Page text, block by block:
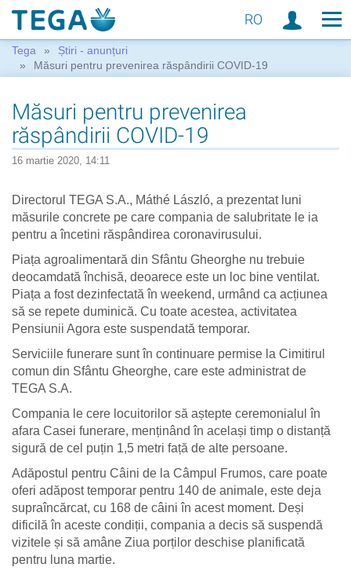
RO
Tega
Știri - anunțuri
Măsuri pentru prevenirea răspândirii COVID-19
Măsuri pentru prevenirea
răspândirii COVID-19
16 martie 2020, 14:11
Directorul TEGA S.A., Máthé László, a prezentat luni
măsurile concrete pe care compania de salubritate le ia
pentru a încetini răspândirea coronavirusului.
Piața agroalimentară din Sfântu Gheorghe nu trebuie
deocamdată închisă, deoarece este un loc bine ventilat.
Piața a fost dezinfectată în weekend, urmând ca acțiunea
să se repete duminică. Cu toate acestea, activitatea
Pensiunii Agora este suspendată temporar.
Serviciile funerare sunt în continuare permise la Cimitirul
comun din Sfântu Gheorghe, care este administrat de
TEGA S.A.
Compania le cere locuitorilor să aștepte ceremonialul în
afara Casei funerare, menținând în același timp o distanță
sigură de cel puțin 1,5 metri față de alte persoane.
Adăpostul pentru Câini de la Câmpul Frumos, care poate
oferi adăpost temporar pentru 140 de animale, este deja
supraîncărcat, cu 168 de câini în acest moment. Deși
dificilă în aceste condiții, compania a decis să suspendă
vizitele și să amâne Ziua porților deschise planificată
pentru luna martie.